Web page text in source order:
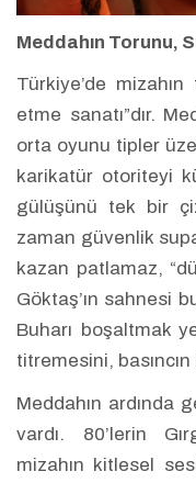
Meddahın Torunu,
Türkiye’de
etme sanatı”dır.
orta oyunu tipler
karikatür otoriteyi
gülüşünü tek bir
zaman güvenlik
kazan patlamaz,
Göktaş’ın sahnesi
Buharı boşaltmak
titremesini,
Meddahın ardında
vardı. 80’lerin
mizahın kitlesel